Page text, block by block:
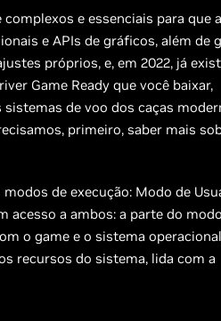
e essenciais para que
e APIs de gráficos, além de
próprios, e, em 2022, já
Game Ready que você baixar,
de voo dos caças
primeiro, saber mais
de execução: Modo de
acesso a ambos: a parte do
o game e o sistema
recursos do sistema, lida com a